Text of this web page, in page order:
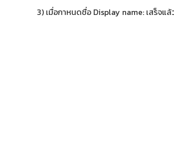
3) เมื่อกาหนดชื่อ Display name: เสร็จ